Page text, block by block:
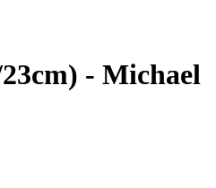
- Michael